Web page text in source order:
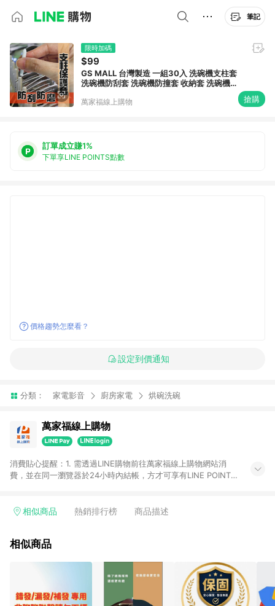
筆記
限時加碼
$99
GS MALL 台灣製造 一組30入 洗碗機支柱套
洗碗機防刮套 洗碗機防撞套 收納套 洗碗機支
萬家福線上購物 搶購
訂單成立賺1%
下單享LINE POINTS點數
價格趨勢怎麼看？
設定到價通知
分類： 家電影音 廚房家電 烘碗洗碗
萬家福線上購物
消費貼心提醒：1. 需透過LINE購物前往萬家福線上購物網站消
費，並在同一瀏覽器於24小時內結帳，方才可享有LINE POINTS
4. 不具回饋資格種類商品：電子禮券。 5. 回饋點數計算將排除訂
錄，相關問題請於保留時間內聯絡客服中心，並由康達盛通生活
提供簡單、快速、輕鬆的購物流程及體驗，將不定期推出精選、
話題性或期間限定商品來滿足您的喜好。
相似商品 熱銷排行榜 商品描述
相似商品